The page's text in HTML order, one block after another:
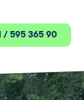
/ 595 365 90